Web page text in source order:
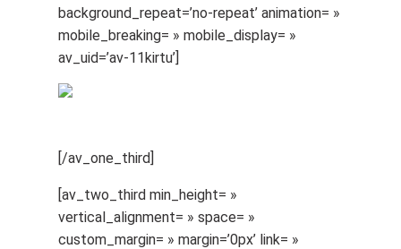
background_repeat=’no-repeat’ animation= »
mobile_breaking= » mobile_display= »
av_uid=’av-11kirtu’]
[/av_one_third]
[av_two_third min_height= »
vertical_alignment= » space= »
custom_margin= » margin=’0px’ link= »